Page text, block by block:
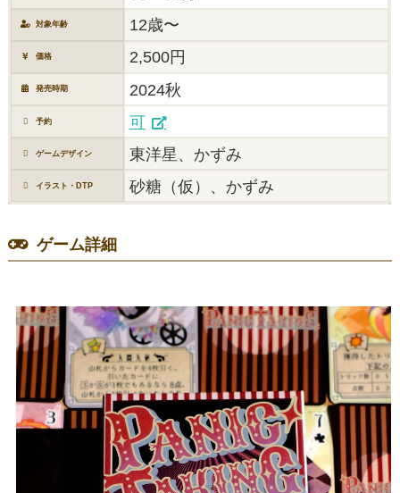
対象年齢 12歳〜
価格 2,500円
発売時期 2024秋
予約 可
ゲームデザイン 東洋星、かずみ
イラスト・DTP 砂糖（仮）、かずみ
ゲーム詳細